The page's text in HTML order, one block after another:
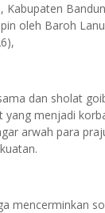
Kabupaten
oleh Baroh
dan sholat
menjadi
arwah para
mencerminkan